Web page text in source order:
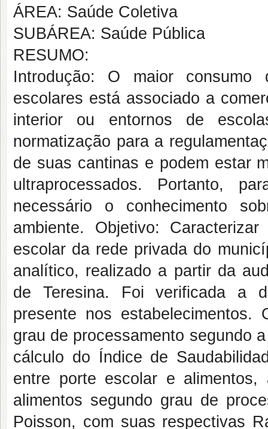
ÁREA: Saúde Coletiva
SUBÁREA: Saúde Pública
RESUMO:
Introdução: O maior consumo
escolares está associado a
interior ou entornos de
normatização para a
de suas cantinas e podem estar
ultraprocessados. Portanto,
necessário o conhecimento
ambiente. Objetivo:
escolar da rede privada do
analítico, realizado a partir da
de Teresina. Foi verificada a
presente nos estabelecimentos.
grau de processamento segundo
cálculo do Índice de
entre porte escolar e
alimentos segundo grau de
Poisson, com suas respectivas